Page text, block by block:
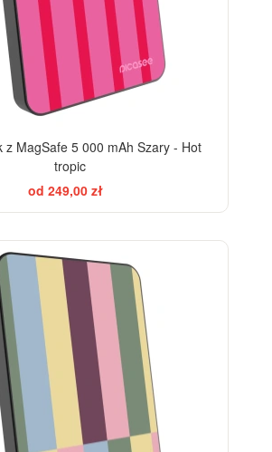
z MagSafe 5 000 mAh Szary - Hot
tropic
od 249,00 zł